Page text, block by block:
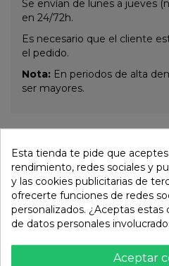
Se envían de lunes a jueves
en 24/72h.
Es necesario que el cliente
el pedido.
Nota: En periodos de alta
ser mayores.
Otros productos
categoría:
Esta tienda te pide que
rendimiento, redes sociales y
y las cookies publicitarias de
ofrecerte funciones de redes
personalizados. ¿Aceptas
de datos personales
Aceptar